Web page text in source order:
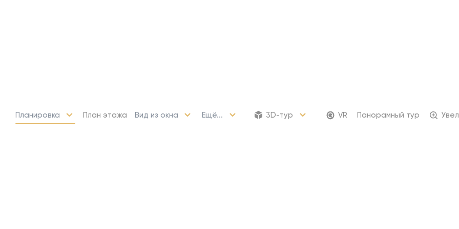
Планировка План этажа Вид из окна Ещё... 3D-тур VR Панорамный тур